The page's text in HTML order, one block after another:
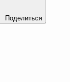
Поделиться